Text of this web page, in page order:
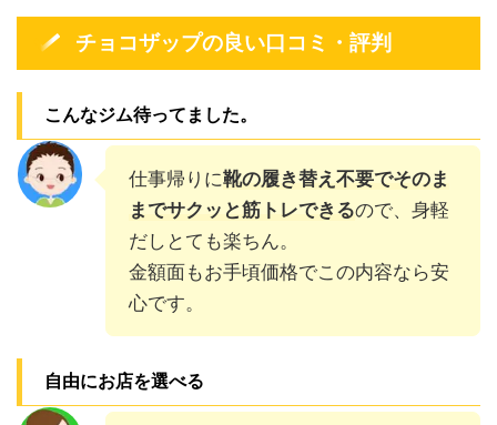
チョコザップの良い口コミ・評判
こんなジム待ってました。
仕事帰りに靴の履き替え不要でそのま
までサクッと筋トレできるので、身軽
だしとても楽ちん。
金額面もお手頃価格でこの内容なら安
心です。
自由にお店を選べる